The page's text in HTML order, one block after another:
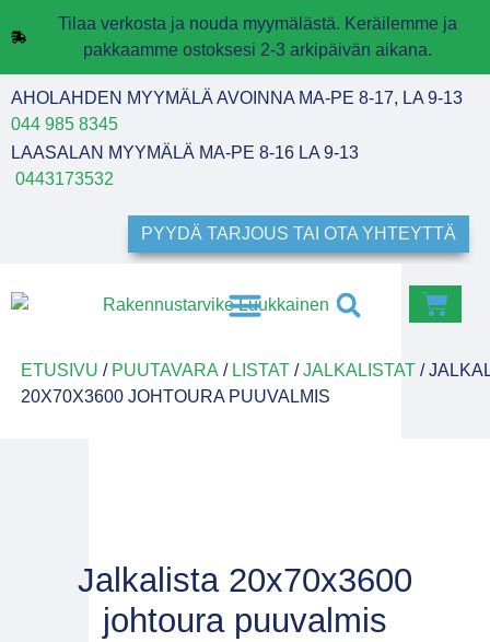
Tilaa verkosta ja nouda myymälästä. Keräilemme ja
pakkaamme ostoksesi 2-3 arkipäivän aikana.
AHOLAHDEN MYYMÄLÄ AVOINNA MA-PE 8-17, LA 9-13
044 985 8345
LAASALAN MYYMÄLÄ MA-PE 8-16 LA 9-13
0443173532
PYYDÄ TARJOUS TAI OTA YHTEYTTÄ
ETUSIVU / PUUTAVARA / LISTAT/JALKALISTAT/
20X70X3600 JOHTOURA PUUVALMIS
Jalkalista 20x70x3600
johtoura puuvalmis